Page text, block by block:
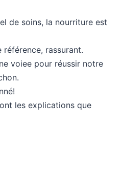
de soins, la nourriture est
référence, rassurant.
voiee pour réussir notre
les explications que